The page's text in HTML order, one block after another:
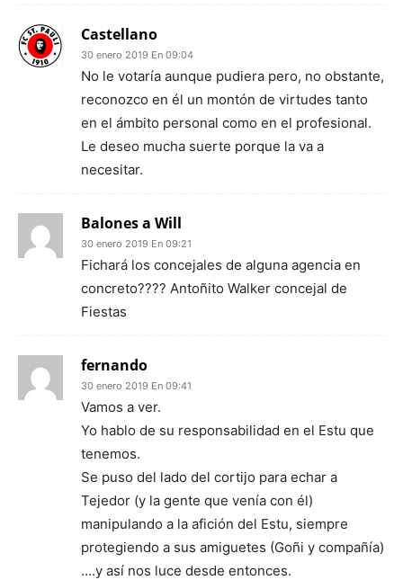
Castellano
30 enero 2019 En 09:04
No le votaría aunque pudiera pero, no obstante,
reconozco en él un montón de virtudes tanto
en el ámbito personal como en el profesional.
Le deseo mucha suerte porque la va a
necesitar.
Balones a Will
30 enero 2019 En 09:21
Fichará los concejales de alguna agencia en
concreto???? Antoñito Walker concejal de
Fiestas
fernando
30 enero 2019 En 09:41
Vamos a ver.
Yo hablo de su responsabilidad en el Estu que
tenemos.
Se puso del lado del cortijo para echar a
Tejedor (y la gente que venía con él)
manipulando a la afición del Estu, siempre
protegiendo a sus amiguetes (Goñi y compañía)
….y así nos luce desde entonces.